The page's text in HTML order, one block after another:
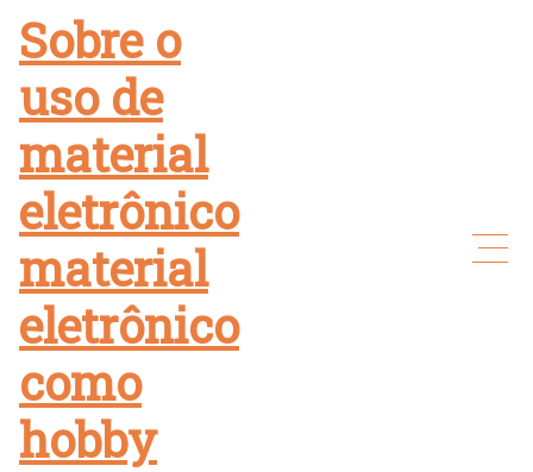
content
Sobre o
uso de
material
eletrônico
material
eletrônico
como
hobby